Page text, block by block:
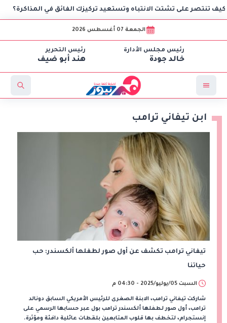
على تشتت الانتباه وتستعيد تركيزك الفائق في المذاكرة؟
الجمعة 07 أغسطس 2026
رئيس مجلس الأدارة
خالد جودة
رئيس التحرير
هند أبو ضيف
ابن تيفاني ترامب
تيفاني ترامب تكشف عن أول صور لطفلها ألكسندر: حب
حياتنا
السبت 05/يوليو/2025 - 04:30 م
شاركت تيفاني ترامب، الابنة الصغرى للرئيس الأمريكي السابق دونالد
ترامب، أول صور لطفلها ألكسندر ترامب بول عبر حسابها الرسمي على
إنستجرام، لتخطف بها قلوب المتابعين بلقطات عائلية دافئة ومؤثرة.